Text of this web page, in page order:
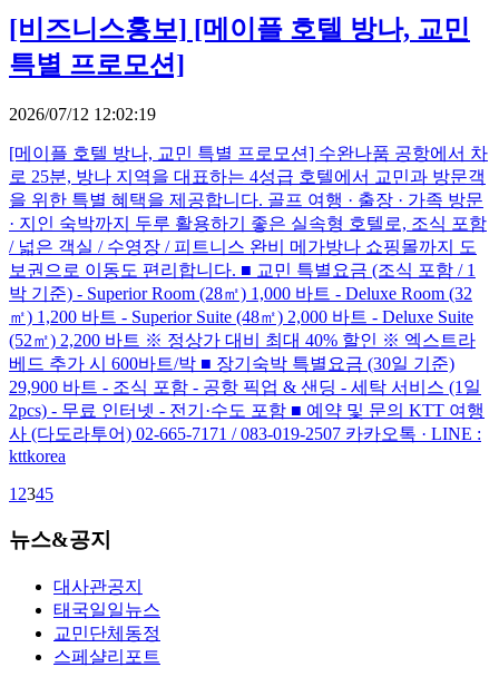
[비즈니스홍보] [메이플 호텔 방나, 교민
특별 프로모션]
2026/07/12 12:02:19
[메이플 호텔 방나, 교민 특별 프로모션] 수완나품 공항에서 차
로 25분, 방나 지역을 대표하는 4성급 호텔에서 교민과 방문객
을 위한 특별 혜택을 제공합니다. 골프 여행 · 출장 · 가족 방문
· 지인 숙박까지 두루 활용하기 좋은 실속형 호텔로, 조식 포함
/ 넓은 객실 / 수영장 / 피트니스 완비 메가방나 쇼핑몰까지 도
보권으로 이동도 편리합니다. ■ 교민 특별요금 (조식 포함 / 1
박 기준) - Superior Room (28㎡) 1,000 바트 - Deluxe Room (32
㎡) 1,200 바트 - Superior Suite (48㎡) 2,000 바트 - Deluxe Suite
(52㎡) 2,200 바트 ※ 정상가 대비 최대 40% 할인 ※ 엑스트라
베드 추가 시 600바트/박 ■ 장기숙박 특별요금 (30일 기준)
29,900 바트 - 조식 포함 - 공항 픽업 & 샌딩 - 세탁 서비스 (1일
2pcs) - 무료 인터넷 - 전기·수도 포함 ■ 예약 및 문의 KTT 여행
사 (다도라투어) 02-665-7171 / 083-019-2507 카카오톡 · LINE :
kttkorea
1 2345
뉴스&공지
대사관공지
태국일일뉴스
교민단체동정
스페샬리포트